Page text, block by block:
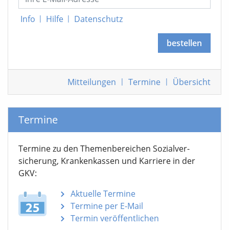
Info | Hilfe | Datenschutz
bestellen
Mitteilungen | Termine | Übersicht
Termine
Termine zu den Themen­bereichen Sozialver­
sicherung, Krankenkassen und Karriere in der
GKV:
Aktuelle Termine
Termine per E-Mail
Termin veröffentlichen